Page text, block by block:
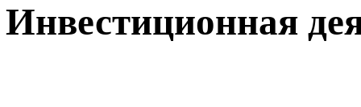
Инвестиционная